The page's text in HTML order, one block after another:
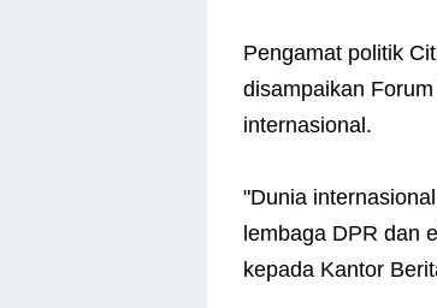
Pengamat politik
disampaikan
internasional.
"Dunia
lembaga DPR dan
kepada Kantor